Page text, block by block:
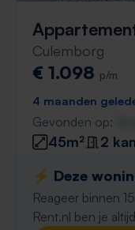
Culemborg
€ 1.098 p/m
4 maanden
Gevonden op:
45m²
2
⚡️ Deze
Reageer binnen
Rent.nl ben je